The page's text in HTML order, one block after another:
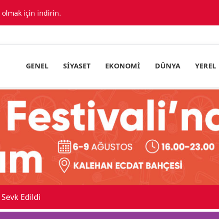
olmak için indirin.
GENEL SIYASET EKONOMI DÜNYA YEREL
Edildi